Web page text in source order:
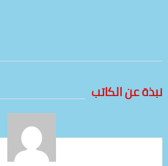
نبذة عن الكاتب